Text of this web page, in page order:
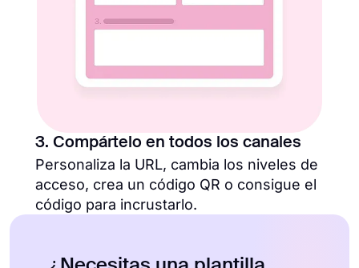
3. Compártelo en todos los canales
Personaliza la URL, cambia los niveles de
acceso, crea un código QR o consigue el
código para incrustarlo.